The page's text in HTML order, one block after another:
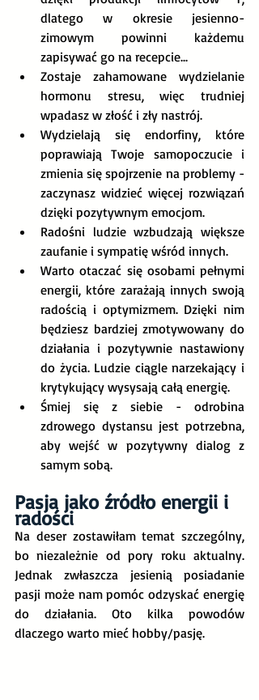
dlatego w okresie jesienno-
zimowym powinni każdemu
zapisywać go na recepcie...
Zostaje zahamowane wydzielanie
hormonu stresu, więc trudniej
wpadasz w złość i zły nastrój.
Wydzielają się endorfiny, które
poprawiają Twoje samopoczucie i
zmienia się spojrzenie na problemy -
zaczynasz widzieć więcej rozwiązań
dzięki pozytywnym emocjom.
Radośni ludzie wzbudzają większe
zaufanie i sympatię wśród innych.
Warto otaczać się osobami pełnymi
energii, które zarażają innych swoją
radością i optymizmem. Dzięki nim
będziesz bardziej zmotywowany do
działania i pozytywnie nastawiony
do życia. Ludzie ciągle narzekający i
krytykujący wysysają całą energię.
Śmiej się z siebie - odrobina
zdrowego dystansu jest potrzebna,
aby wejść w pozytywny dialog z
samym sobą.
Pasja jako źródło energii i
radości
Na deser zostawiłam temat szczególny,
bo niezależnie od pory roku aktualny.
Jednak zwłaszcza jesienią posiadanie
pasji może nam pomóc odzyskać energię
do działania. Oto kilka powodów
dlaczego warto mieć hobby/pasję.